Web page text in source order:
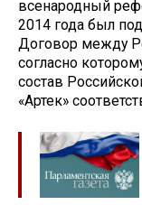
всенародный
2014 года был
Договор между
согласно
состав
«Артек»